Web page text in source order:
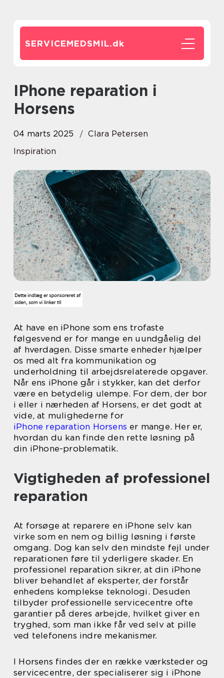
SERVICEMEDSMIL.dk
IPhone reparation i
Horsens
04 marts 2025
Clara Petersen
Inspiration
At have en iPhone som ens trofaste
følgesvend er for mange en uundgåelig del
af hverdagen. Disse smarte enheder hjælper
os med alt fra kommunikation og
underholdning til arbejdsrelaterede opgaver.
Når ens iPhone går i stykker, kan det derfor
være en betydelig ulempe. For dem, der bor
i eller i nærheden af Horsens, er det godt at
vide, at mulighederne for
iPhone reparation Horsens er mange. Her er,
hvordan du kan finde den rette løsning på
din iPhone-problematik.
Vigtigheden af professionel
reparation
At forsøge at reparere en iPhone selv kan
virke som en nem og billig løsning i første
omgang. Dog kan selv den mindste fejl under
reparationen føre til yderligere skader. En
professionel reparation sikrer, at din iPhone
bliver behandlet af eksperter, der forstår
enhedens komplekse teknologi. Desuden
tilbyder professionelle servicecentre ofte
garantier på deres arbejde, hvilket giver en
tryghed, som man ikke får ved selv at pille
ved telefonens indre mekanismer.
I Horsens findes der en række værksteder og
servicecentre, der specialiserer sig i iPhone